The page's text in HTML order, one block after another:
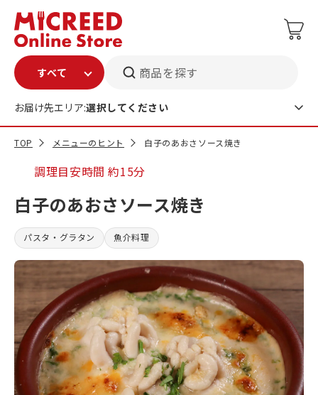
商品を探す
お届け先エリア:選択してください
TOP メニューのヒント 白子のあおさソース焼き
調理目安時間約15分
白子のあおさソース焼き
パスタ・グラタン 魚介料理